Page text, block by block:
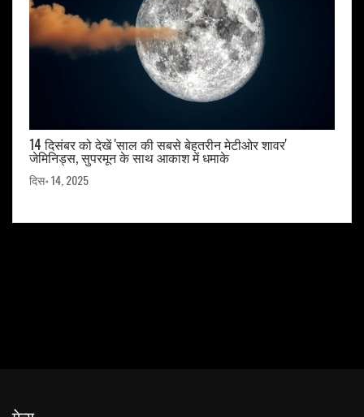
14 दिसंबर को देखें 'साल की सबसे बेहतरीन मेटीओर शावर'
जेमिनिड्स, सुपरमून के साथ आकाश में धमाके
दिस॰ 14, 2025